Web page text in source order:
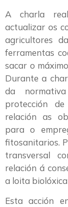
A charla
actualizar os
agricultores
ferramentas
sacar o
Durante a
da
protección
relación as
para o
fitosanitarios.
transversal
relación á
a loita
Esta acción